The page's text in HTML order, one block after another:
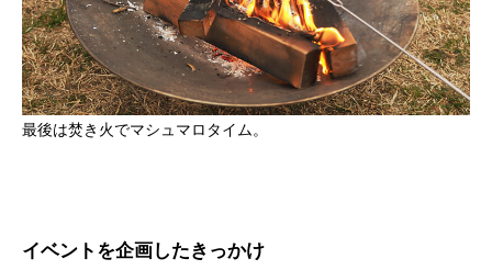
最後は焚き火でマシュマロタイム。
イベントを企画したきっかけ